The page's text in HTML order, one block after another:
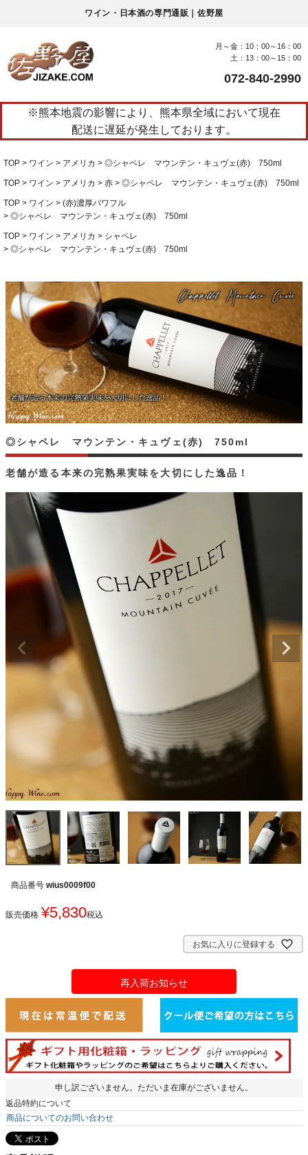
ワイン・日本酒の専門通販｜佐野屋
月～金：10：00～16：00
土：13：00～15：00
072-840-2990
※熊本地震の影響により、熊本県全域において現在
配送に遅延が発生しております。
TOP ワイン アメリカ ◎シャペレ マウンテン・キュヴェ(赤) 750ml
TOP ワイン アメリカ 赤 ◎シャペレ マウンテン・キュヴェ(赤) 750ml
TOP ワイン
(赤)濃厚パワフル
◎シャペレ マウンテン・キュヴェ(赤) 750ml
TOP ワイン アメリカ
シャペレ
◎シャペレ マウンテン・キュヴェ(赤) 750ml
老舗が造る本来の完熟果実味を大切にした逸品！
◎シャペレ マウンテン・キュヴェ(赤) 750ml
商品番号 wius0009f00
販売価格 ¥5,830税込
お気に入りに登録する
再入荷お知らせ
申し訳ございません。ただいま在庫がございません。
返品特約について
商品についてのお問い合わせ